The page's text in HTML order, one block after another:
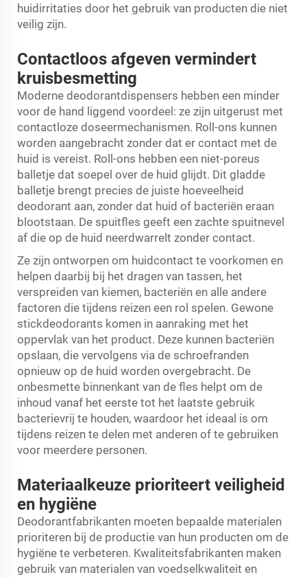
huidirritaties door het gebruik van producten die niet
veilig zijn.
Contactloos afgeven vermindert
kruisbesmetting
Moderne deodorantdispensers hebben een minder
voor de hand liggend voordeel: ze zijn uitgerust met
contactloze doseermechanismen. Roll-ons kunnen
worden aangebracht zonder dat er contact met de
huid is vereist. Roll-ons hebben een niet-poreus
balletje dat soepel over de huid glijdt. Dit gladde
balletje brengt precies de juiste hoeveelheid
deodorant aan, zonder dat huid of bacteriën eraan
blootstaan. De spuitfles geeft een zachte spuitnevel
af die op de huid neerdwarrelt zonder contact.
Ze zijn ontworpen om huidcontact te voorkomen en
helpen daarbij bij het dragen van tassen, het
verspreiden van kiemen, bacteriën en alle andere
factoren die tijdens reizen een rol spelen. Gewone
stickdeodorants komen in aanraking met het
oppervlak van het product. Deze kunnen bacteriën
opslaan, die vervolgens via de schroefranden
opnieuw op de huid worden overgebracht. De
onbesmette binnenkant van de fles helpt om de
inhoud vanaf het eerste tot het laatste gebruik
bacterievrij te houden, waardoor het ideaal is om
tijdens reizen te delen met anderen of te gebruiken
voor meerdere personen.
Materiaalkeuze prioriteert veiligheid
en hygiëne
Deodorantfabrikanten moeten bepaalde materialen
prioriteren bij de productie van hun producten om de
hygiëne te verbeteren. Kwaliteitsfabrikanten maken
gebruik van materialen van voedselkwaliteit en